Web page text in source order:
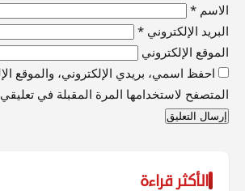
الاسم *
البريد الإلكتروني *
الموقع الإلكتروني
احفظ اسمي، بريدي الإلكتروني، والموقع
المتصفح لاستخدامها المرة المقبلة في
الأكثر قراءة